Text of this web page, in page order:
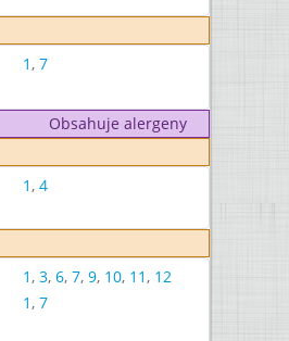
1, 7
Obsahuje alergeny
1, 4
1, 3, 6, 7, 9, 10, 11, 12
1, 7